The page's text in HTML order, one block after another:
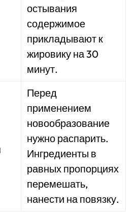
остывания
содержимое
прикладывают к
жировику на 30
минут.
Перед
применением
новообразование
нужно распарить.
Ингредиенты в
равных пропорциях
перемешать,
нанести на повязку.